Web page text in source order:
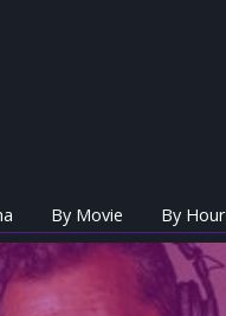
By Movie By Hour